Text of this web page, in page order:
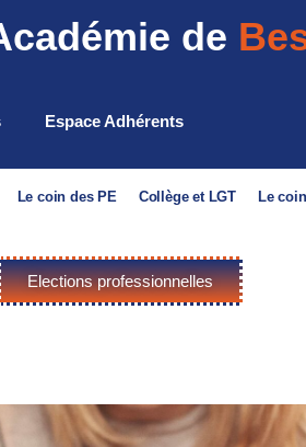
de
Espace Adhérents
Le coin des PE Collège et LGT Le
Elections professionnelles